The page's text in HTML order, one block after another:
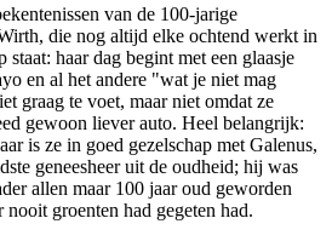
van de 100-jarige
die nog altijd elke ochtend werkt in
staat: haar dag begint met een glaasje
en al het andere "wat je niet mag
graag te voet, maar niet omdat ze
gewoon liever auto. Heel belangrijk:
is ze in goed gezelschap met Galenus,
geneesheer uit de oudheid; hij was
allen maar 100 jaar oud geworden
groenten had gegeten had.